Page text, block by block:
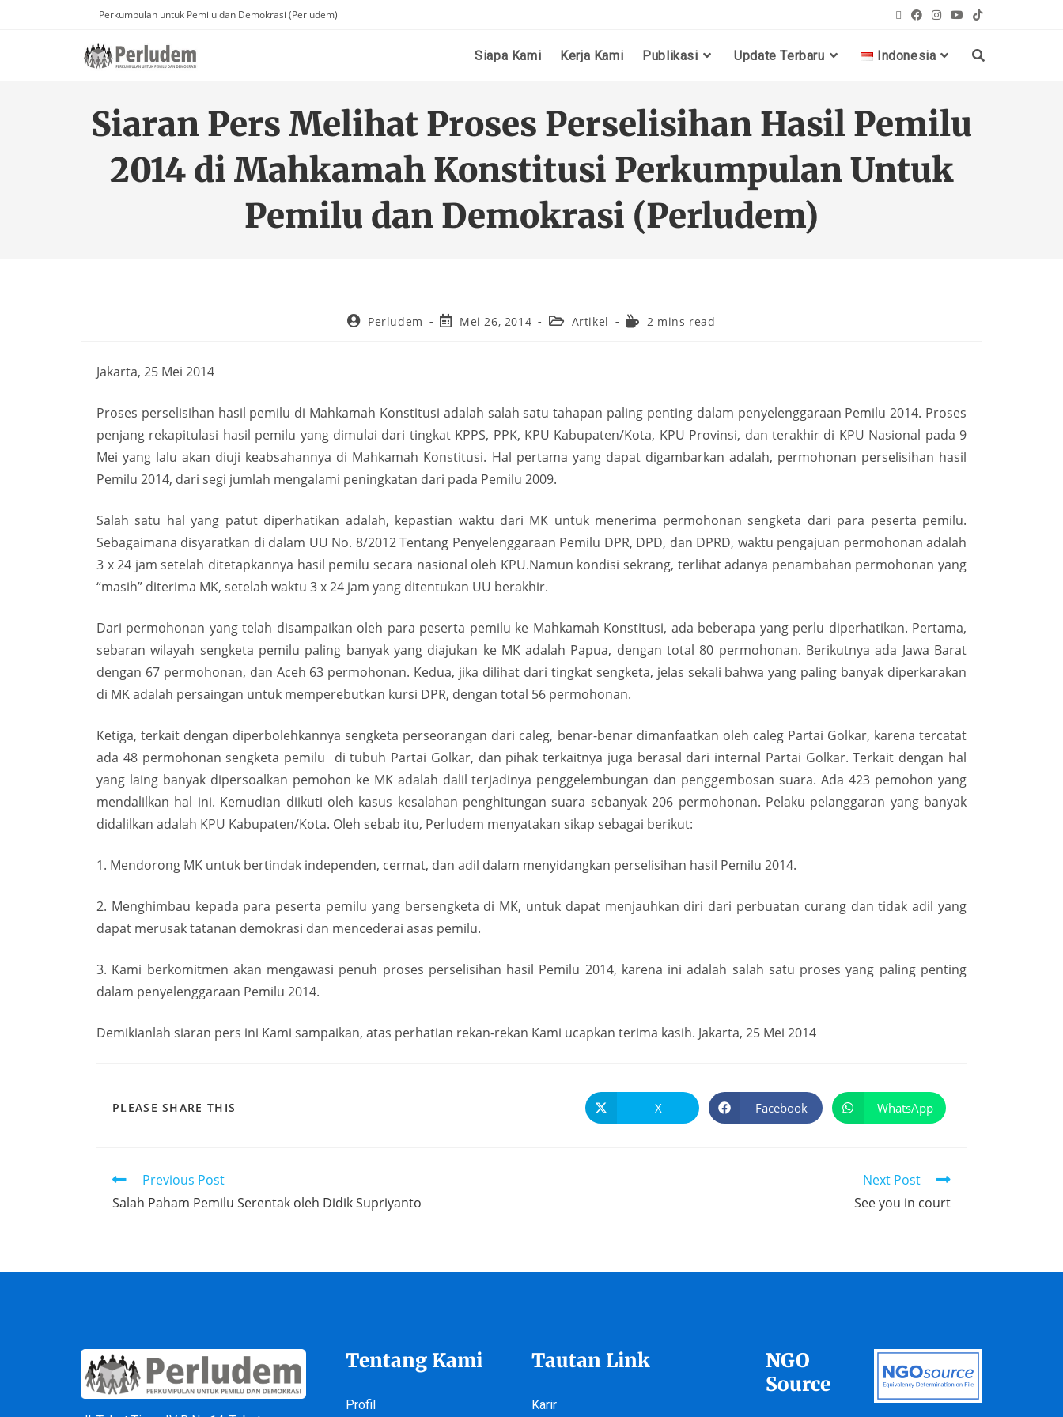
Perkumpulan untuk Pemilu dan Demokrasi (Perludem)
Siapa Kami Kerja Kami Publikasi Update Terbaru Indonesia
Siaran Pers Melihat Proses Perselisihan Hasil Pemilu
2014 di Mahkamah Konstitusi Perkumpulan Untuk
Pemilu dan Demokrasi (Perludem)
Perludem Mei 26, 2014 Artikel 2 mins read
Jakarta, 25 Mei 2014
Proses perselisihan hasil pemilu di Mahkamah Konstitusi adalah salah satu tahapan paling penting dalam penyelenggaraan Pemilu 2014. Proses
penjang rekapitulasi hasil pemilu yang dimulai dari tingkat KPPS, PPK, KPU Kabupaten/Kota, KPU Provinsi, dan terakhir di KPU Nasional pada 9
Mei yang lalu akan diuji keabsahannya di Mahkamah Konstitusi. Hal pertama yang dapat digambarkan adalah, permohonan perselisihan hasil
Pemilu 2014, dari segi jumlah mengalami peningkatan dari pada Pemilu 2009.
Salah satu hal yang patut diperhatikan adalah, kepastian waktu dari MK untuk menerima permohonan sengketa dari para peserta pemilu.
Sebagaimana disyaratkan di dalam UU No. 8/2012 Tentang Penyelenggaraan Pemilu DPR, DPD, dan DPRD, waktu pengajuan permohonan adalah
3 x 24 jam setelah ditetapkannya hasil pemilu secara nasional oleh KPU.Namun kondisi sekrang, terlihat adanya penambahan permohonan yang
“masih” diterima MK, setelah waktu 3 x 24 jam yang ditentukan UU berakhir.
Dari permohonan yang telah disampaikan oleh para peserta pemilu ke Mahkamah Konstitusi, ada beberapa yang perlu diperhatikan. Pertama,
sebaran wilayah sengketa pemilu paling banyak yang diajukan ke MK adalah Papua, dengan total 80 permohonan. Berikutnya ada Jawa Barat
dengan 67 permohonan, dan Aceh 63 permohonan. Kedua, jika dilihat dari tingkat sengketa, jelas sekali bahwa yang paling banyak diperkarakan
di MK adalah persaingan untuk memperebutkan kursi DPR, dengan total 56 permohonan.
Ketiga, terkait dengan diperbolehkannya sengketa perseorangan dari caleg, benar-benar dimanfaatkan oleh caleg Partai Golkar, karena tercatat
ada 48 permohonan sengketa pemilu di tubuh Partai Golkar, dan pihak terkaitnya juga berasal dari internal Partai Golkar. Terkait dengan hal
yang laing banyak dipersoalkan pemohon ke MK adalah dalil terjadinya penggelembungan dan penggembosan suara. Ada 423 pemohon yang
mendalilkan hal ini. Kemudian diikuti oleh kasus kesalahan penghitungan suara sebanyak 206 permohonan. Pelaku pelanggaran yang banyak
didalilkan adalah KPU Kabupaten/Kota. Oleh sebab itu, Perludem menyatakan sikap sebagai berikut:
1. Mendorong MK untuk bertindak independen, cermat, dan adil dalam menyidangkan perselisihan hasil Pemilu 2014.
2. Menghimbau kepada para peserta pemilu yang bersengketa di MK, untuk dapat menjauhkan diri dari perbuatan curang dan tidak adil yang
dapat merusak tatanan demokrasi dan mencederai asas pemilu.
3. Kami berkomitmen akan mengawasi penuh proses perselisihan hasil Pemilu 2014, karena ini adalah salah satu proses yang paling penting
dalam penyelenggaraan Pemilu 2014.
Demikianlah siaran pers ini Kami sampaikan, atas perhatian rekan-rekan Kami ucapkan terima kasih. Jakarta, 25 Mei 2014
PLEASE SHARE THIS X Facebook WhatsApp
Previous Post
Salah Paham Pemilu Serentak oleh Didik Supriyanto
Next Post
See you in court
Tentang Kami
Profil
Tautan Link
Karir
NGO
Source